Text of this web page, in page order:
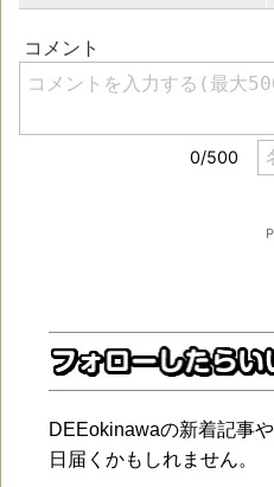
DEEokinawaの新着記事
日届くかもしれません。